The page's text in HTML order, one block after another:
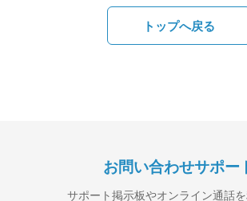
トップへ戻る
お問い合わせサポー
サポート掲示板やオンライン通話